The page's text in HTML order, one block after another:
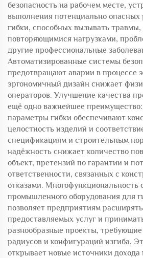
безопасность на рабочем месте,
выполнения потенциально
гибки, способных вызывать травмы,
повторяющимися нагрузками,
другие профессиональные
Автоматизированные системы
предотвращают аварии в процессе
эргономичный дизайн снижает
операторов. Улучшение качества
ещё одно важнейшее
параметры гибки обеспечивают
целостность изделий и
спецификациям и строительным
надёжность снижает количество
объект, претензий по гарантии и
ответственности, связанных с
отказами. Многофункциональность
промышленного оборудования для
позволяет предприятиям
предоставляемых услуг и
разнообразные проекты,
радиусов и конфигураций изгиба.
открывает новые источники дохода